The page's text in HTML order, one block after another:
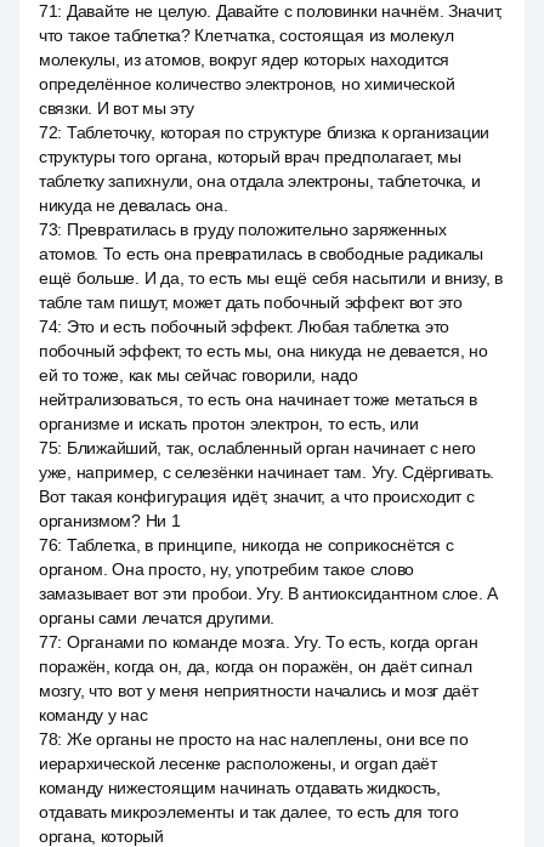
71: Давайте не целую. Давайте с половинки начнём. Значит,
что такое таблетка? Клетчатка, состоящая из молекул
молекулы, из атомов, вокруг ядер которых находится
определённое количество электронов, но химической
связки. И вот мы эту
72: Таблеточку, которая по структуре близка к организации
структуры того органа, который врач предполагает, мы
таблетку запихнули, она отдала электроны, таблеточка, и
никуда не девалась она.
73: Превратилась в груду положительно заряженных
атомов. То есть она превратилась в свободные радикалы
ещё больше. И да, то есть мы ещё себя насытили и внизу, в
табле там пишут, может дать побочный эффект вот это
74: Это и есть побочный эффект. Любая таблетка это
побочный эффект, то есть мы, она никуда не девается, но
ей то тоже, как мы сейчас говорили, надо
нейтрализоваться, то есть она начинает тоже метаться в
организме и искать протон электрон, то есть, или
75: Ближайший, так, ослабленный орган начинает с него
уже, например, с селезёнки начинает там. Угу. Сдёргивать.
Вот такая конфигурация идёт, значит, а что происходит с
организмом? Ни 1
76: Таблетка, в принципе, никогда не соприкоснётся с
органом. Она просто, ну, употребим такое слово
замазывает вот эти пробои. Угу. В антиоксидантном слое. А
органы сами лечатся другими.
77: Органами по команде мозга. Угу. То есть, когда орган
поражён, когда он, да, когда он поражён, он даёт сигнал
мозгу, что вот у меня неприятности начались и мозг даёт
команду у нас
78: Же органы не просто на нас налеплены, они все по
иерархической лесенке расположены, и organ даёт
команду нижестоящим начинать отдавать жидкость,
отдавать микроэлементы и так далее, то есть для того
органа, который